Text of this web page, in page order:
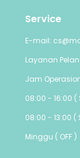
Service
E-mail:
Layanan
Jam
08:00 - 16:00
08:00 - 13:00 (
Minggu ( OFF )